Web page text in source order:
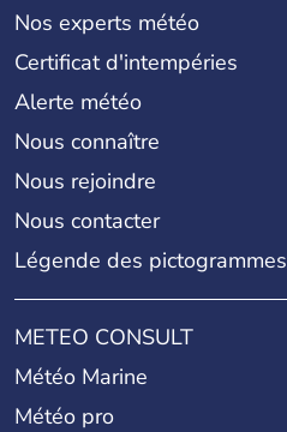
Nos experts météo
Certificat d'intempéries
Alerte météo
Nous connaître
Nous rejoindre
Nous contacter
Légende des pictogrammes
METEO CONSULT
Météo Marine
Météo pro